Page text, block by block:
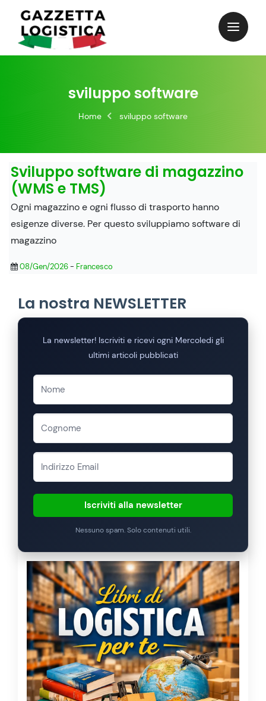
content
sviluppo software
Home sviluppo software
Sviluppo software di magazzino
(WMS e TMS)
Ogni magazzino e ogni flusso di trasporto hanno
esigenze diverse. Per questo sviluppiamo software di
magazzino
08/Gen/2026- Francesco
La nostra NEWSLETTER
La newsletter! Iscriviti e ricevi ogni Mercoledi gli
ultimi articoli pubblicati
Iscriviti alla newsletter
Nessuno spam. Solo contenuti utili.